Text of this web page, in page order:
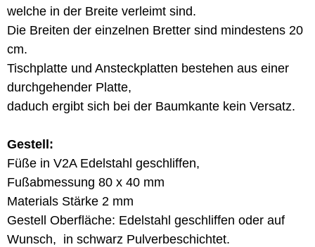
welche in der Breite verleimt sind.
Die Breiten der einzelnen Bretter sind mindestens 20
cm.
Tischplatte und Ansteckplatten bestehen aus einer
durchgehender Platte,
daduch ergibt sich bei der Baumkante kein Versatz.
Gestell:
Füße in V2A Edelstahl geschliffen,
Fußabmessung 80 x 40 mm
Materials Stärke 2 mm
Gestell Oberfläche: Edelstahl geschliffen oder auf
Wunsch, in schwarz Pulverbeschichtet.